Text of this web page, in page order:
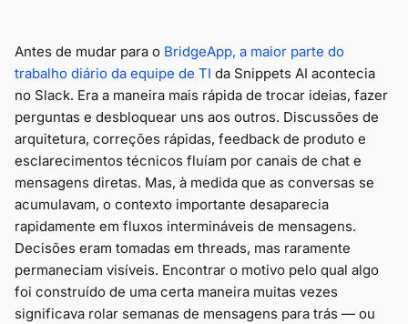
Antes de mudar para o BridgeApp, a maior parte do
trabalho diário da equipe de TI da Snippets AI acontecia
no Slack. Era a maneira mais rápida de trocar ideias, fazer
perguntas e desbloquear uns aos outros. Discussões de
arquitetura, correções rápidas, feedback de produto e
esclarecimentos técnicos fluíam por canais de chat e
mensagens diretas. Mas, à medida que as conversas se
acumulavam, o contexto importante desaparecia
rapidamente em fluxos intermináveis de mensagens.
Decisões eram tomadas em threads, mas raramente
permaneciam visíveis. Encontrar o motivo pelo qual algo
foi construído de uma certa maneira muitas vezes
significava rolar semanas de mensagens para trás — ou